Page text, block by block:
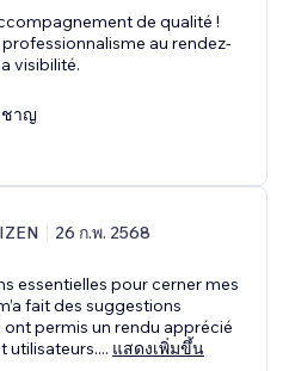
de qualité !
au rendez-
visibilité.
ชาญ
26 ก.พ. 2568
essentielles pour cerner mes
fait des suggestions
permis un rendu apprécié
utilisateurs.... แสดงเพิ่มขึ้น